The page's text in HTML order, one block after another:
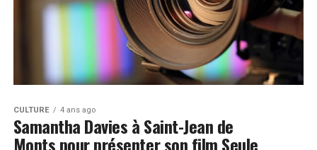
CULTURE 4 ans ago
Samantha Davies à Saint-Jean de
Monts pour présenter son film Seule